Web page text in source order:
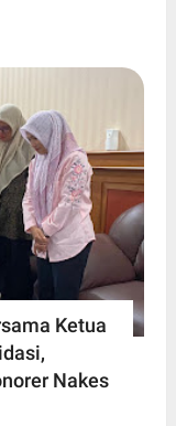
Ketua
Nakes